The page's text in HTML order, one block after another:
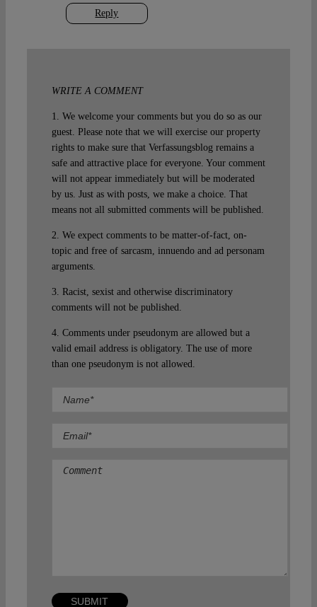
Reply
WRITE A COMMENT
1. We welcome your comments but you do so as our
guest. Please note that we will exercise our property
rights to make sure that Verfassungsblog remains a
safe and attractive place for everyone. Your comment
will not appear immediately but will be moderated
by us. Just as with posts, we make a choice. That
means not all submitted comments will be published.
2. We expect comments to be matter-of-fact, on-
topic and free of sarcasm, innuendo and ad personam
arguments.
3. Racist, sexist and otherwise discriminatory
comments will not be published.
4. Comments under pseudonym are allowed but a
valid email address is obligatory. The use of more
than one pseudonym is not allowed.